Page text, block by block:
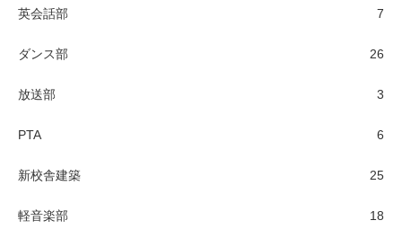
英会話部 7
ダンス部 26
放送部 3
PTA 6
新校舎建築 25
軽音楽部 18